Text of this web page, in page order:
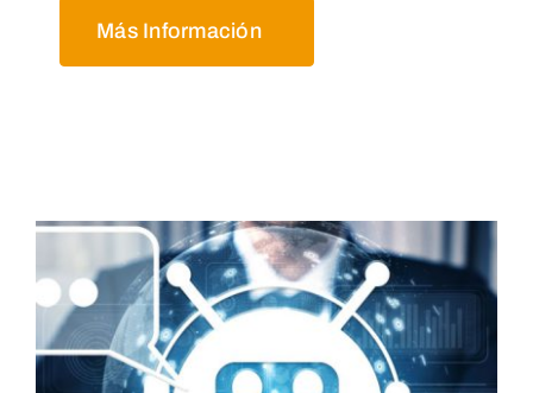
Más Información